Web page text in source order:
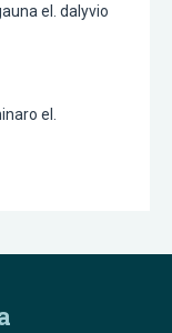
el. dalyvio
el.